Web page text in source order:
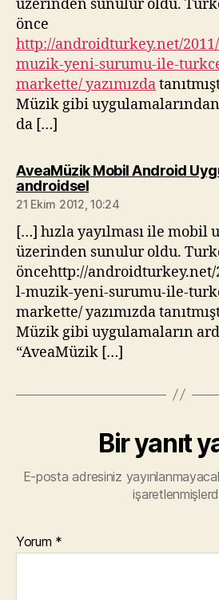
üzerinden sunulur oldu.
önce
http://androidturkey.net/
muzik-yeni-surumu-ile-
markette/ yazımızda
Müzik gibi
da […]
AveaMüzik Mobil Android
androidseldiyorki:
21 Ekim 2012, 10:24
[…] hızla yayılması ile mobil
üzerinden sunulur oldu.
öncehttp://
l-muzik-yeni-surumu-ile-
markette/ yazımızda
Müzik gibi uygulamaların
“AveaMüzik […]
Bir yanıt
E-posta adresiniz
Yorum *